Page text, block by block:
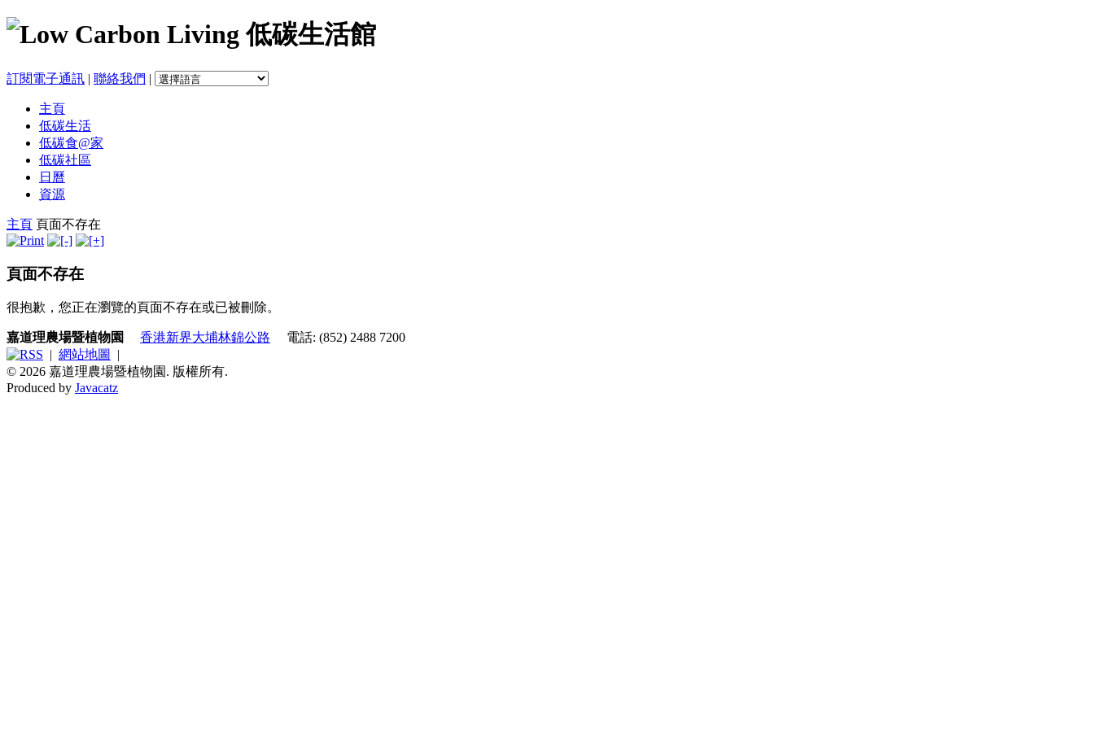
訂閱電子通訊 | 聯絡我們 |
主頁
低碳生活
低碳食@家
低碳社區
日曆
資源
主頁 頁面不存在
頁面不存在
很抱歉，您正在瀏覽的頁面不存在或已被刪除。
嘉道理農場暨植物園 香港新界大埔林錦公路 電話: (852) 2488 7200
| 網站地圖
|
© 2026 嘉道理農場暨植物園. 版權所有.
Produced by Javacatz